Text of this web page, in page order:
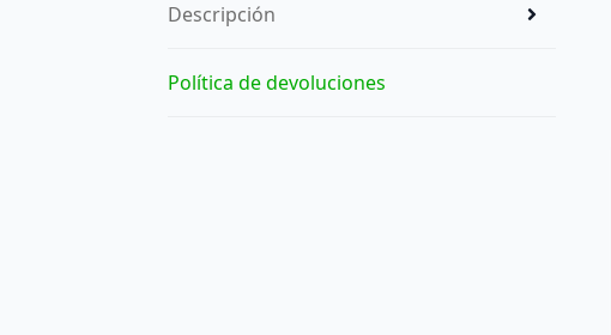
Descripción
Política de devoluciones